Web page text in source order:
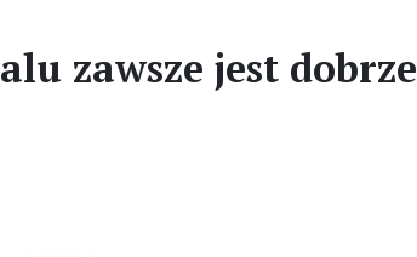
zawsze jest dobrze